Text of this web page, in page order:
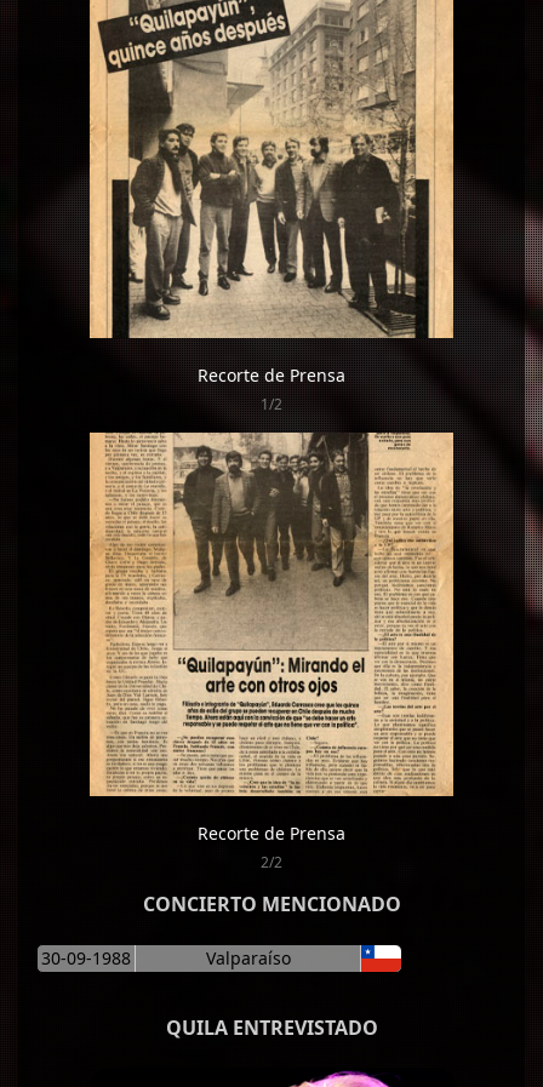
Recorte de Prensa
1/2
Recorte de Prensa
2/2
CONCIERTO MENCIONADO
30-09-1988 Valparaíso
QUILA ENTREVISTADO